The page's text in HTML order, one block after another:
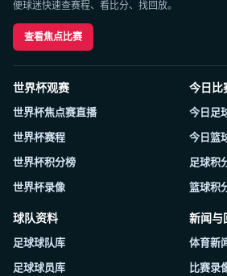
便球迷快速查赛程、看比分、找回放。
查看焦点比赛
世界杯观赛
世界杯焦点赛直播
世界杯赛程
世界杯积分榜
世界杯录像
今日比
今日足
今日篮
足球积
篮球积
球队资料
足球球队库
足球球员库
新闻与
体育新
比赛录